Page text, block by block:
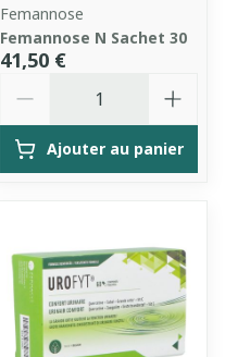
Femannose
Femannose N Sachet 30
41,50 €
Ajouter au panier